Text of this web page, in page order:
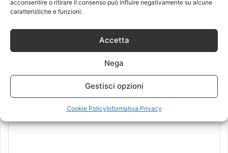
acconsentire o ritirare il consenso può influire negativamente su alcune
caratteristiche e funzioni.
Accetta
Nega
Gestisci opzioni
Cookie PolicyInformativa Privacy
Il tuo indirizzo email non sarà pubblicato. I campi obbligatori sono
o
m